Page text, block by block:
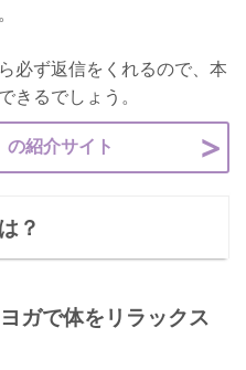
必ず返信をくれるので、本
きるでしょう。
紹介サイト
？
ガで体をリラックス